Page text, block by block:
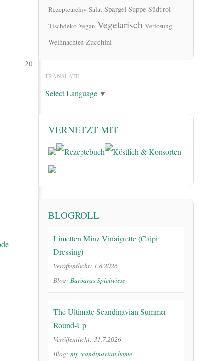
20
Rezeptearchiv Salat Spargel Suppe Südtirol
Tischdeko Vegan Vegetarisch Verlosung
Weihnachten Zucchini
TRANSLATE
Select Language ▼
VERNETZT MIT
BLOGROLL
Limetten-Minz-Vinaigrette (Caipi-
Dressing)
Veröffentlicht: 1.8.2026
Blog: Barbaras Spielwiese
The Ultimate Scandinavian Summer
Round-Up
Veröffentlicht: 31.7.2026
Blog: my scandinavian home